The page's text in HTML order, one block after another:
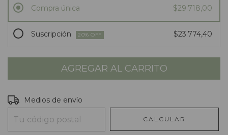
Compra única $29.718,00
Suscripción 20% OFF $23.774,40
Entregas para el CP:
Medios de envío
CALCULAR